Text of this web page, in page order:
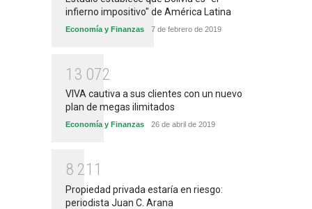
infierno impositivo" de América Latina
Economía y Finanzas 7 de febrero de 2019
1 3 072
VIVA cautiva a sus clientes con un nuevo
plan de megas ilimitados
Economía y Finanzas 26 de abril de 2019
8 21 1
Propiedad privada estaría en riesgo:
periodista Juan C. Arana